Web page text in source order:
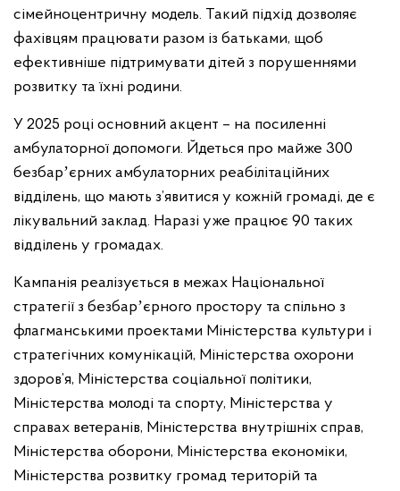
сімейноцентричну модель. Такий підхід дозволяє
фахівцям працювати разом із батьками, щоб
ефективніше підтримувати дітей з порушеннями
розвитку та їхні родини.
У 2025 році основний акцент – на посиленні
амбулаторної допомоги. Йдеться про майже 300
безбарʼєрних амбулаторних реабілітаційних
відділень, що мають з’явитися у кожній громаді, де є
лікувальний заклад. Наразі уже працює 90 таких
відділень у громадах.
Кампанія реалізується в межах Національної
стратегії з безбарʼєрного простору та спільно з
флагманськими проектами Міністерства культури і
стратегічних комунікацій, Міністерства охорони
здоров’я, Міністерства соціальної політики,
Міністерства молоді та спорту, Міністерства у
справах ветеранів, Міністерства внутрішніх справ,
Міністерства оборони, Міністерства економіки,
Міністерства розвитку громад територій та